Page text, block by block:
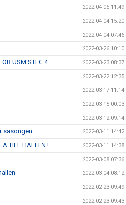
2022-04-05 11:49
2022-04-04 15:20
2022-04-04 07:46
2022-03-26 10:10
USM STEG 4 2022-03-23 08:37
2022-03-22 12:35
2022-03-17 11:14
2022-03-15 00:03
2022-03-12 09:14
säsongen 2022-03-11 14:42
TILL HALLEN ! 2022-03-11 14:38
2022-03-08 07:36
2022-03-04 08:12
2022-02-23 09:49
2022-02-23 09:43